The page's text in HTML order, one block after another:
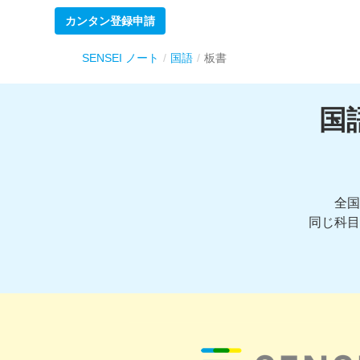
カンタン登録申請
SENSEI ノート 国語 板書
国
全
同じ科